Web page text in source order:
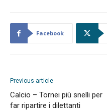
Facebook
Previous article
Calcio – Tornei più snelli per
far ripartire i dilettanti